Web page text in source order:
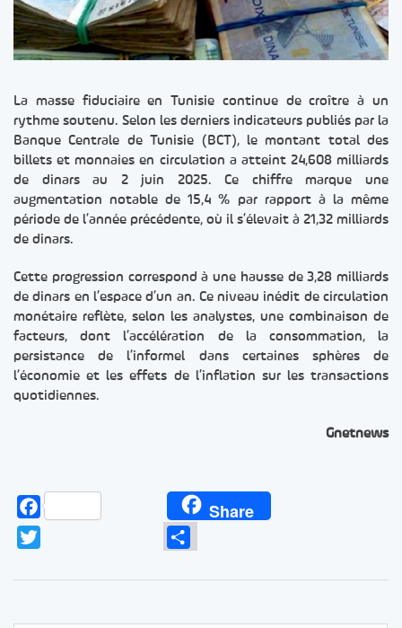
La masse fiduciaire en Tunisie continue de croître à un
rythme soutenu. Selon les derniers indicateurs publiés par la
Banque Centrale de Tunisie (BCT), le montant total des
billets et monnaies en circulation a atteint 24,608 milliards
de dinars au 2 juin 2025. Ce chiffre marque une
augmentation notable de 15,4 % par rapport à la même
période de l’année précédente, où il s’élevait à 21,32 milliards
de dinars.
Cette progression correspond à une hausse de 3,28 milliards
de dinars en l’espace d’un an. Ce niveau inédit de circulation
monétaire reflète, selon les analystes, une combinaison de
facteurs, dont l’accélération de la consommation, la
persistance de l’informel dans certaines sphères de
l’économie et les effets de l’inflation sur les transactions
quotidiennes.
Gnetnews
Facebook Share
Partager